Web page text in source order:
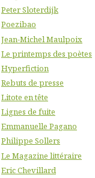
Peter Sloterdijk
Poezibao
Jean-Michel Maulpoix
Le printemps des poètes
Hyperfiction
Rebuts de presse
Litote en tête
Lignes de fuite
Emmanuelle Pagano
Philippe Sollers
Le Magazine littéraire
Eric Chevillard